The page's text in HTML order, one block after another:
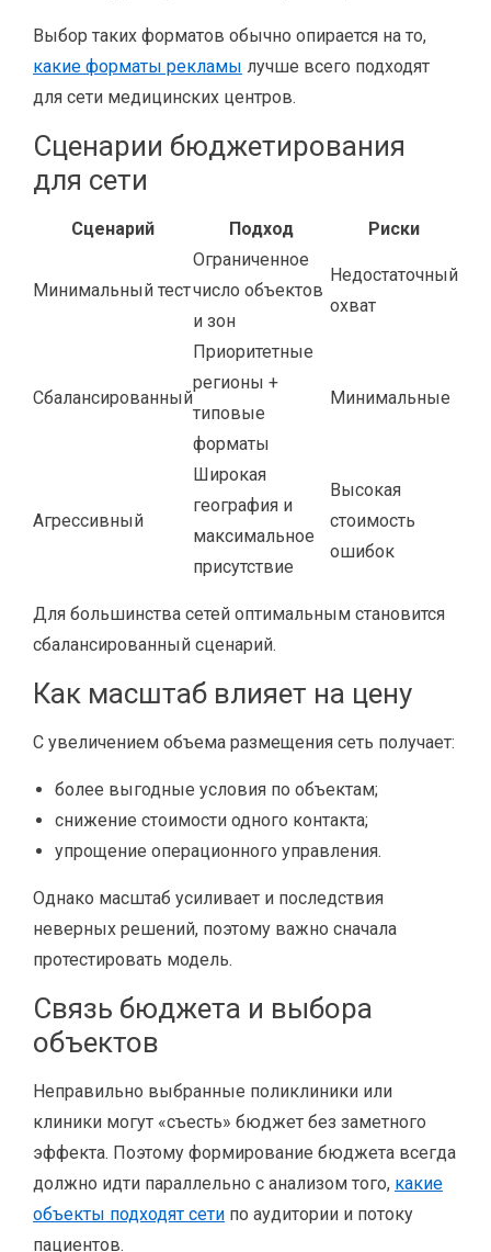
Выбор таких форматов обычно опирается на то,
какие форматы рекламы лучше всего подходят
для сети медицинских центров.
Сценарии бюджетирования
для сети
Сценарий Подход Риски
Минимальный тест
Ограниченное
число объектов
и зон
Недостаточный
охват
Сбалансированный
Приоритетные
регионы +
типовые
форматы
Минимальные
Агрессивный
Широкая
география и
максимальное
присутствие
Высокая
стоимость
ошибок
Для большинства сетей оптимальным становится
сбалансированный сценарий.
Как масштаб влияет на цену
С увеличением объема размещения сеть получает:
более выгодные условия по объектам;
снижение стоимости одного контакта;
упрощение операционного управления.
Однако масштаб усиливает и последствия
неверных решений, поэтому важно сначала
протестировать модель.
Связь бюджета и выбора
объектов
Неправильно выбранные поликлиники или
клиники могут «съесть» бюджет без заметного
эффекта. Поэтому формирование бюджета всегда
должно идти параллельно с анализом того, какие
объекты подходят сети по аудитории и потоку
пациентов.